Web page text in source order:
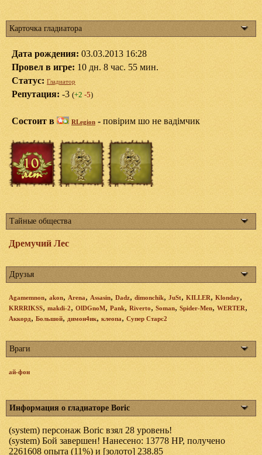
Карточка гладиатора
Дата рождения: 03.03.2013 16:28
Провел в игре: 10 дн. 8 час. 55 мин.
Статус: Гладиатор
Репутация: -3 (+2 -5)
Состоит в RLegion - повірим шо не вадімчик
Тайные общества
Дремучий Лес
Друзья
Agamemnon, akon, Arena, Assasin, Dadz, dimonchik, JuSt, KILLER, Klonday,
KRRRIKSS, makdi-2, OlDGnoM, Pank, Riverto, Soman, Spider-Men, WERTER,
Аккорд, Большой, димон4ик, клеопа, Супер Старс2
Враги
ай-фон
Информация о гладиаторе Boric
(system) персонаж Boric взял 28 уровень!
(system) Бой завершен! Нанесено: 13778 HP, получено
2261608 опыта (11%) и [золото] 238.85